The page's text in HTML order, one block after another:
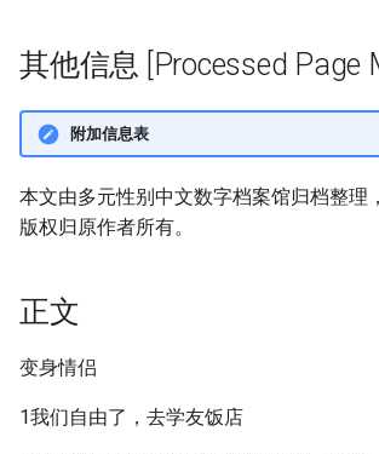
其他信息 [Processed Page
附加信息表
本文由多元性别中文数字档案馆归档整理
版权归原作者所有。
正文
变身情侣
1我们自由了，去学友饭店